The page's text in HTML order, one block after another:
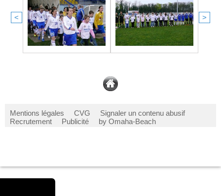
< >
Mentions légales CVG
Signaler un contenu abusif
Recrutement
Publicité by Omaha-Beach